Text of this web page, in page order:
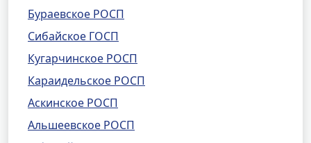
Бураевское РОСП
Сибайское ГОСП
Кугарчинское РОСП
Караидельское РОСП
Аскинское РОСП
Альшеевское РОСП